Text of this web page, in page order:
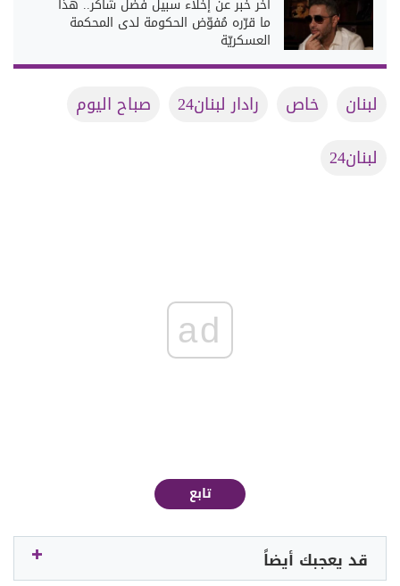
آخر خبر عن إخلاء سبيل فضل شاكر.. هذا
ما قرّره مُفوّض الحكومة لدى المحكمة
العسكريّة
لبنان خاص رادار لبنان24
صباح اليوم
لبنان24
ad
تابع
قد يعجبك أيضاً